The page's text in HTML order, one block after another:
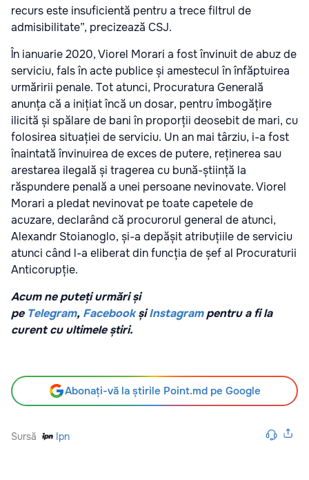
recurs este insuficientă pentru a trece filtrul de
admisibilitate”, precizează CSJ.
În ianuarie 2020, Viorel Morari a fost învinuit de abuz de
serviciu, fals în acte publice și amestecul în înfăptuirea
urmăririi penale. Tot atunci, Procuratura Generală
anunța că a inițiat încă un dosar, pentru îmbogățire
ilicită și spălare de bani în proporții deosebit de mari, cu
folosirea situației de serviciu. Un an mai târziu, i-a fost
înaintată învinuirea de exces de putere, reținerea sau
arestarea ilegală și tragerea cu bună-știință la
răspundere penală a unei persoane nevinovate. Viorel
Morari a pledat nevinovat pe toate capetele de
acuzare, declarând că procurorul general de atunci,
Alexandr Stoianoglo, și-a depășit atribuțiile de serviciu
atunci când l-a eliberat din funcția de șef al Procuraturii
Anticorupție.
Acum ne puteți urmări și
pe Telegram, FacebookșiInstagrampentru a fi la
curent cu ultimele știri.
Abonați-vă la știrile Point.md pe Google
Sursă Ipn